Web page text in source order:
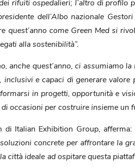
rifuiti ospedalieri; l’altro di profilo
dell’Albo nazionale
come Green Med si
alla sostenibilità”.
anche quest’anno, ci assumiamo
e capaci di generare
in progetti, opportunità e
occasioni per costruire insieme un
di Italian Exhibition Group, afferma:
concrete per affrontare la
ideale ad ospitare questa